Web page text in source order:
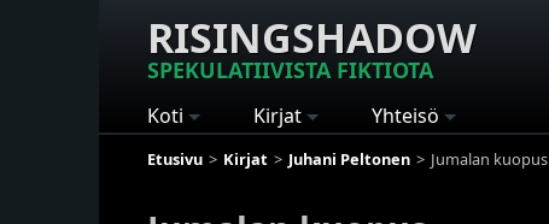
RISINGSHADOW
SPEKULATIIVISTA FIKTIOTA
Koti Kirjat Yhteisö
Etusivu Kirjat Juhani Peltonen Jumalan kuopus